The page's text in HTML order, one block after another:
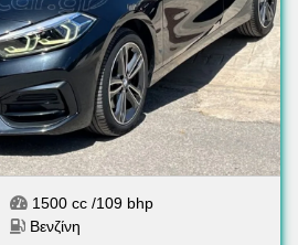
1500 cc /109 bhp
Βενζίνη